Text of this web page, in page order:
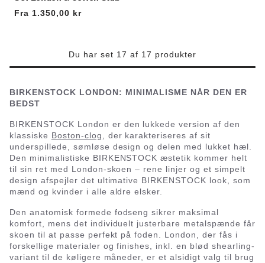
Fra 1.350,00 kr
Du har set 17 af 17 produkter
BIRKENSTOCK LONDON: MINIMALISME NÅR DEN ER
BEDST
BIRKENSTOCK London er den lukkede version af den
klassiske Boston-clog , der karakteriseres af sit
underspillede, sømløse design og delen med lukket hæl.
Den minimalistiske BIRKENSTOCK æstetik kommer helt
til sin ret med London-skoen – rene linjer og et simpelt
design afspejler det ultimative BIRKENSTOCK look, som
mænd og kvinder i alle aldre elsker.
Den anatomisk formede fodseng sikrer maksimal
komfort, mens det individuelt justerbare metalspænde får
skoen til at passe perfekt på foden. London, der fås i
forskellige materialer og finishes, inkl. en blød shearling-
variant til de køligere måneder, er et alsidigt valg til brug